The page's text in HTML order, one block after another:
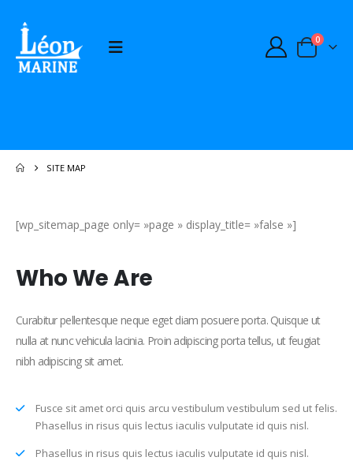
0
SITE MAP
[wp_sitemap_page only= »page » display_title= »false »]
WhoWe Are
Curabitur pellentesque neque eget diam posuere porta. Quisque ut
nulla at nunc vehicula lacinia. Proin adipiscing porta tellus, ut feugiat
nibh adipiscing sit amet.
Fusce sit amet orci quis arcu vestibulum vestibulum sed ut felis.
Phasellus in risus quis lectus iaculis vulputate id quis nisl.
Phasellus in risus quis lectus iaculis vulputate id quis nisl.